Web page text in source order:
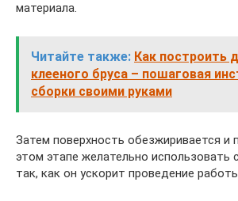
материала.
Читайте также: Как построить
клееного бруса – пошаговая
сборки своими руками
Затем поверхность обезжиривается и
этом этапе желательно использовать
так, как он ускорит проведение